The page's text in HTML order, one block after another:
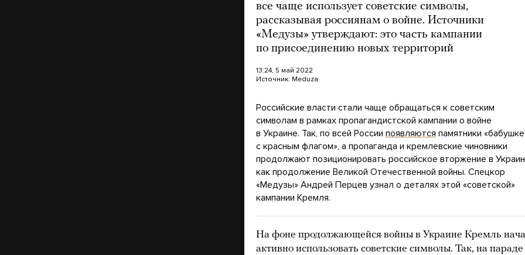
все чаще использует советские символы,
рассказывая россиянам о войне. Источники
«Медузы» утверждают: это часть кампании
по присоединению новых территорий
13:24, 5 май 2022
Источник: Meduza
Российские власти стали чаще обращаться к советским
символам в рамках пропагандистской кампании о войне
в Украине. Так, по всей России появляются памятники «бабушке
с красным флагом», а пропаганда и кремлевские чиновники
продолжают позиционировать российское вторжение в
как продолжение Великой Отечественной войны. Спецкор
«Медузы» Андрей Перцев узнал о деталях этой «советской»
кампании Кремля.
На фоне продолжающейся войны в Украине Кремль
активно использовать советские символы. Так, на параде